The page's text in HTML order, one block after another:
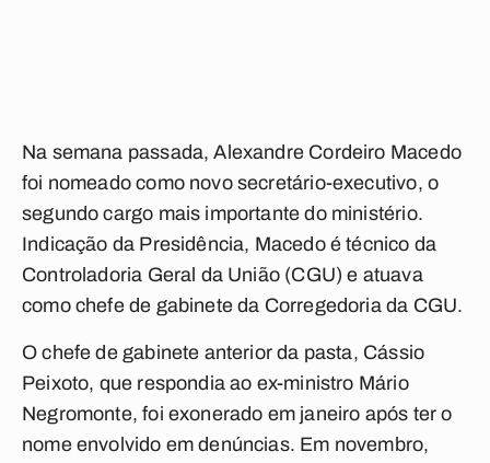
Na semana passada, Alexandre Cordeiro Macedo
foi nomeado como novo secretário-executivo, o
segundo cargo mais importante do ministério.
Indicação da Presidência, Macedo é técnico da
Controladoria Geral da União (CGU) e atuava
como chefe de gabinete da Corregedoria da CGU.
O chefe de gabinete anterior da pasta, Cássio
Peixoto, que respondia ao ex-ministro Mário
Negromonte, foi exonerado em janeiro após ter o
nome envolvido em denúncias. Em novembro,